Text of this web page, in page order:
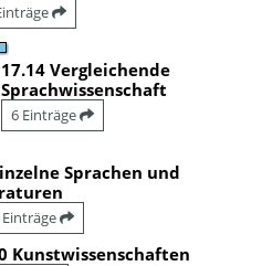
17.14 Vergleichende
Sprachwissenschaft
6 Einträge
Sprachen und
Einträge
Kunstwissenschaften